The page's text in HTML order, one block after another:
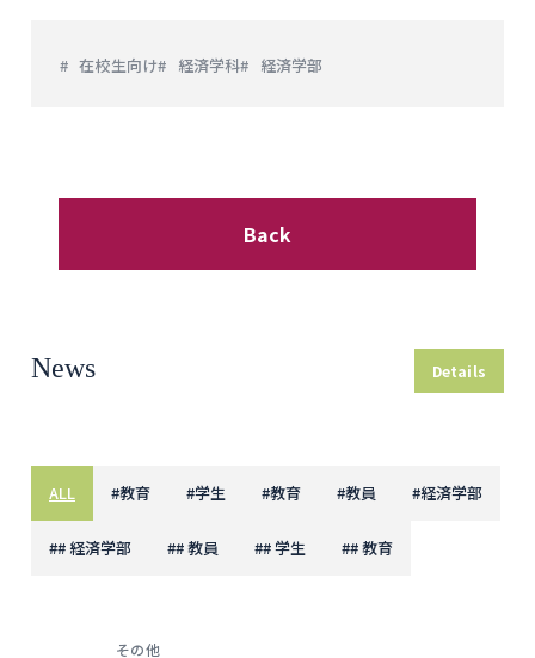
在校生向け 経済学科 経済学部
Back
News Details
ALL #教育 #学生 #教育 #教員 #経済学部
## 経済学部 ## 教員 ## 学生 ## 教育
その他